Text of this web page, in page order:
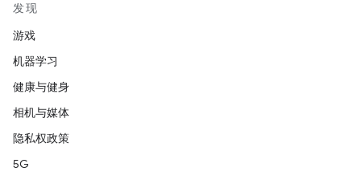
发现
游戏
机器学习
健康与健身
相机与媒体
隐私权政策
5G